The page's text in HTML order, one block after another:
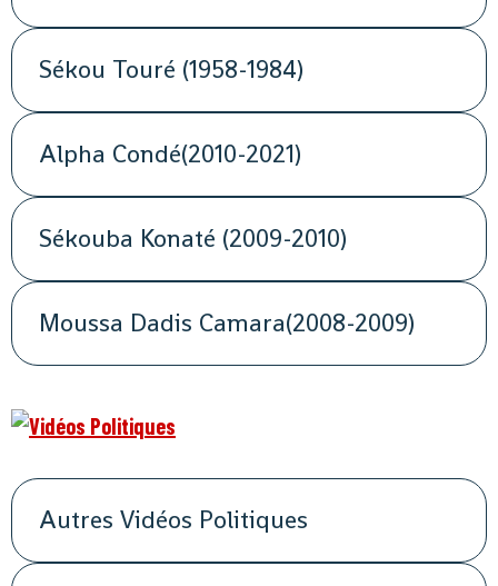
Sékou Touré (1958-1984)
Alpha Condé(2010-2021)
Sékouba Konaté (2009-2010)
Moussa Dadis Camara(2008-2009)
Autres Vidéos Politiques